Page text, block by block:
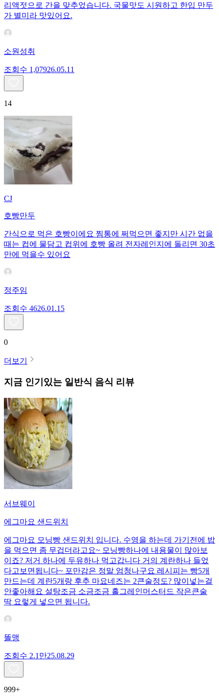
리액젓으로 간을 맞추었습니다. 국물맛도 시원하고 한입 만두
가 별미라 맛있어요.
소원성취
조회수 1,07926.05.11
14
CJ
호빵만두
간식으로 먹은 호빵이에요 찜통에 쩌먹으면 좋지만 시간 없을
때는 컵에 물담고 컵위에 호빵 올려 전자레인지에 돌리면 30초
만에 먹을수 있어요
정주임
조회수 4626.01.15
0
더보기
지금 인기있는 일반식 음식 리뷰
서브웨이
에그마요 샌드위치
에그마요 모닝빵 샌드위치 입니다. 수영을 하는데 가기전에 밥
을 먹으면 좀 무겁더라고요~ 모닝빵하나에 내용물이 많아보
이죠? 저거 하나에 두유하나 먹고갑니다 거의 계란하나 들었
다고보면됩니다~ 포만감은 정말 엄청나구요 레시피는 빵5개
만드는데 계란5개랑 후추 마요네즈는 2큰술정도? 많이넣는걸
안좋아해요 설탕조금 소금조금 홀그레인머스터드 작은큰술
딱 요렇게 넣으면 됩니다.
똘맹
조회수 2.1만25.08.29
999+